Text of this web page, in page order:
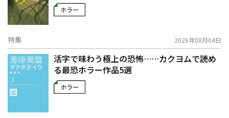
ホラー
特集 2026年08月04日
活字で味わう極上の恐怖……カクヨムで読め
る最恐ホラー作品5選
ホラー